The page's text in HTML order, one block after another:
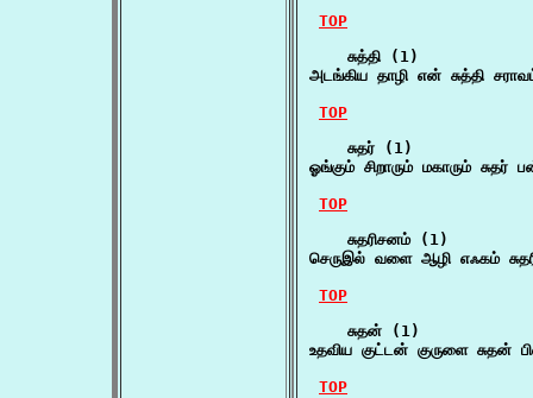
TOP
    சுத்தி (1)
அடங்கிய தாழி என் சுத்தி
TOP
    சுதர் (1)
ஓங்கும் சிறாரும் மகாரும்
TOP
    சுதரிசனம் (1)
செருஇல் வளை ஆழி எஃகம்
TOP
    சுதன் (1)
உதவிய குட்டன் குருளை
TOP